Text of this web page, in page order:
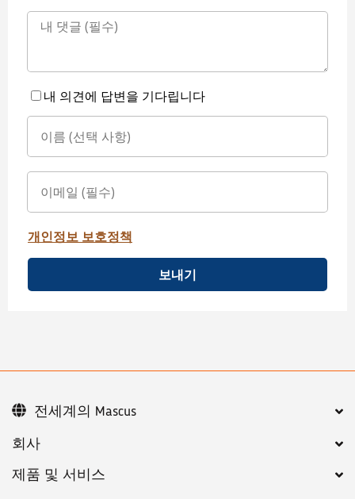
내 의견에 답변을 기다립니다
개인정보 보호정책
보내기
회사
제품 및 서비스
전세계의 Mascus